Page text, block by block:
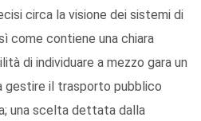
circa la visione dei sistemi di
come contiene una chiara
di individuare a mezzo gara un
gestire il trasporto pubblico
una scelta dettata dalla